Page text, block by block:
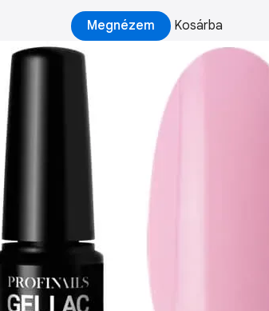
Megnézem Kosárba